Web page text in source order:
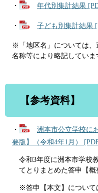
・ 年代別集計結果
・ 子ども別集計結果
※「地区名」については、
名称等により略記していま
【参考資料】
・
洲本市公立学校に
要版】（令和4年1月）
令和3年度に洲本市学校
てとりまとめた答申【概
※答申【本文】について